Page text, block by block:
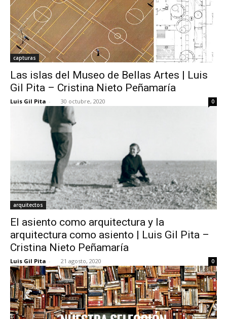
capturas
Las islas del Museo de Bellas Artes | Luis
Gil Pita – Cristina Nieto Peñamaría
Luis Gil Pita - 30 octubre, 2020 0
arquitectos
El asiento como arquitectura y la
arquitectura como asiento | Luis Gil Pita –
Cristina Nieto Peñamaría
Luis Gil Pita - 21 agosto, 2020 0